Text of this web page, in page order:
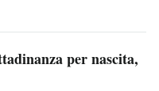
per nascita,